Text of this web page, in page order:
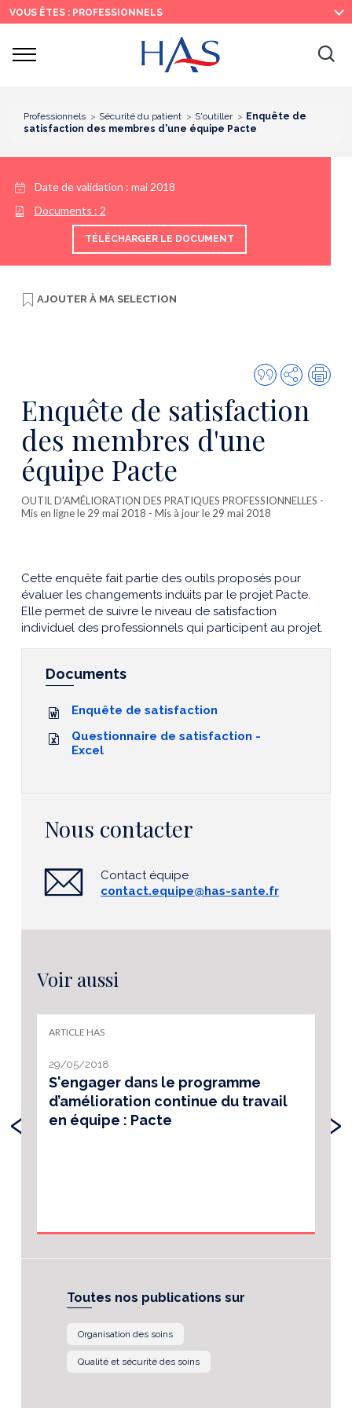
Recherche
Menu
principal
Contenu
principal
VOUS ÊTES : PROFESSIONNELS
Ouvrir
Professionnels Sécurité du patient S'outiller
Enquête de
satisfaction des membres d'une équipe Pacte
Date de validation : mai 2018
Documents : 2
TÉLÉCHARGER LE DOCUMENT
AJOUTER À MA SELECTION
Citer
cette
publication
Partager
Enquête de satisfaction
des membres d'une
équipe Pacte
OUTIL D'AMÉLIORATION DES PRATIQUES PROFESSIONNELLES -
Mis en ligne le 29 mai 2018 - Mis à jour le 29 mai 2018
Cette enquête fait partie des outils proposés pour
évaluer les changements induits par le projet Pacte.
Elle permet de suivre le niveau de satisfaction
individuel des professionnels qui participent au projet.
Documents
Enquête de satisfaction
Questionnaire de satisfaction -
Excel
Nous contacter
Contact équipe
contact.equipe@has-sante.fr
Voir aussi
ARTICLE HAS
29/05/2018
S'engager dans le programme
d’amélioration continue du travail
en équipe : Pacte
‹ ›
Toutes nos publications sur
Organisation des soins
Qualité et sécurité des soins